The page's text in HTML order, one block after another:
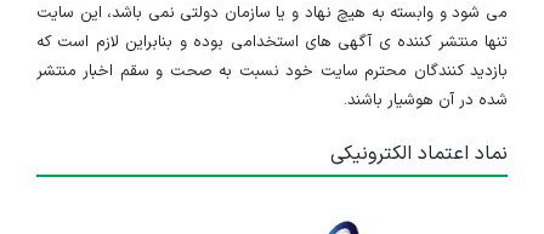
می شود و وابسته به هیچ نهاد و یا سازمان دولتی نمی باشد، این سایت
تنها منتشر کننده ی آگهی های استخدامی بوده و بنابراین لازم است که
بازدید کنندگان محترم سایت خود نسبت به صحت و سقم اخبار منتشر
شده در آن هوشیار باشند.
نماد اعتماد الکترونیکی